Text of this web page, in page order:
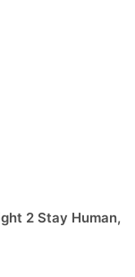
2 Stay Human,